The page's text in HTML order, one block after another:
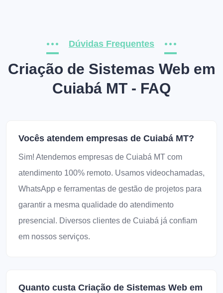
Dúvidas Frequentes
Criação de Sistemas Web em
Cuiabá MT - FAQ
Vocês atendem empresas de Cuiabá MT?
Sim! Atendemos empresas de Cuiabá MT com
atendimento 100% remoto. Usamos videochamadas,
WhatsApp e ferramentas de gestão de projetos para
garantir a mesma qualidade do atendimento
presencial. Diversos clientes de Cuiabá já confiam
em nossos serviços.
Quanto custa Criação de Sistemas Web em